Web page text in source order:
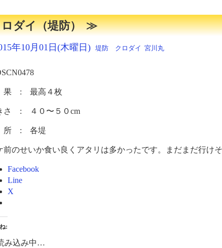
ダイ（堤防）
年10月01日(木曜日) 堤防 クロダイ 宮川丸
: 最高４枚
さ : ４０〜５０cm
所 : 各堤
前のせいか食い良くアタリは多かったです。まだまだ行け
Facebook
Line
X
:
み込み中…